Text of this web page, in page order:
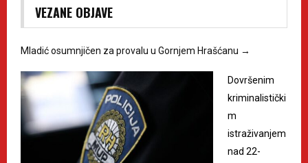
VEZANE OBJAVE
Mladić osumnjičen za provalu u Gornjem Hrašćanu →
Dovršenim
kriminalistički
m
istraživanjem
nad 22-